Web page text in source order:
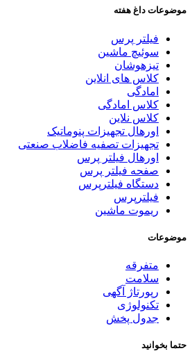
موضوعات داغ هفته
فیلتر پرس
سوئیچ ماشین
تیزهوشان
کلاس های انلاین
امادگی
کلاس امادگی
کلاس نلاین
اورهال تجهیزات پنوماتیک
تجهیزات تصفیه فاضلاب صنعتی
اورهال فیلتر پرس
صفحه فیلتر پرس
دستگاه فیلترپرس
فیلترپرس
ریموت ماشین
موضوعات
متفرقه
سلامت
رپورتاژ آگهی
تکنولوژی
جدول پخش
حتما بخوانید